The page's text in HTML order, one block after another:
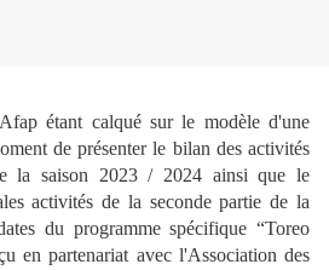
étant calqué sur le modèle d'une
de présenter le bilan des activités
la saison 2023 / 2024 ainsi que le
activités de la seconde partie de la
du programme spécifique “Toreo
en partenariat avec l'Association des